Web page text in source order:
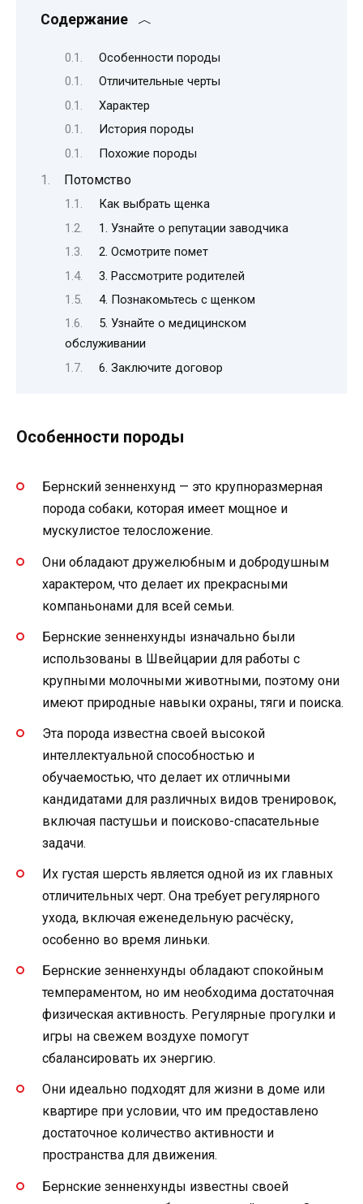
Содержание
Особенности породы
Отличительные черты
Характер
История породы
Похожие породы
Потомство
Как выбрать щенка
1. Узнайте о репутации заводчика
2. Осмотрите помет
3. Рассмотрите родителей
4. Познакомьтесь с щенком
5. Узнайте о медицинском
обслуживании
6. Заключите договор
Особенности породы
Бернский зенненхунд — это крупноразмерная
порода собаки, которая имеет мощное и
мускулистое телосложение.
Они обладают дружелюбным и добродушным
характером, что делает их прекрасными
компаньонами для всей семьи.
Бернские зенненхунды изначально были
использованы в Швейцарии для работы с
крупными молочными животными, поэтому они
имеют природные навыки охраны, тяги и поиска.
Эта порода известна своей высокой
интеллектуальной способностью и
обучаемостью, что делает их отличными
кандидатами для различных видов тренировок,
включая пастушьи и поисково-спасательные
задачи.
Их густая шерсть является одной из их главных
отличительных черт. Она требует регулярного
ухода, включая еженедельную расчёску,
особенно во время линьки.
Бернские зенненхунды обладают спокойным
темпераментом, но им необходима достаточная
физическая активность. Регулярные прогулки и
игры на свежем воздухе помогут
сбалансировать их энергию.
Они идеально подходят для жизни в доме или
квартире при условии, что им предоставлено
достаточное количество активности и
пространства для движения.
Бернские зенненхунды известны своей